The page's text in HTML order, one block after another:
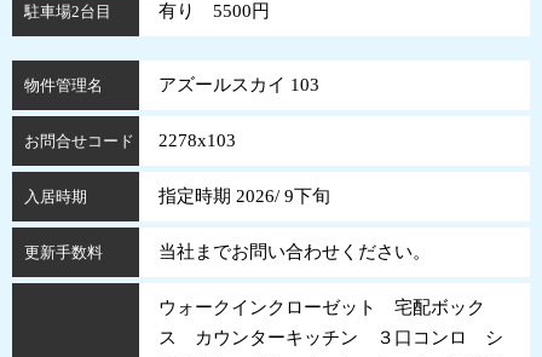
駐車場2台目 有り 5500円
物件管理名 アズールスカイ 103
お問合せコード 2278x103
入居時期 指定時期 2026/ 9下旬
更新手数料 当社までお問い合わせください。
ウォークインクローゼット 宅配ボック
ス カウンターキッチン ３口コンロ シ